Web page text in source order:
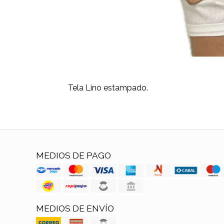
Tela Lino estampado.
MEDIOS DE PAGO
MEDIOS DE ENVÍO